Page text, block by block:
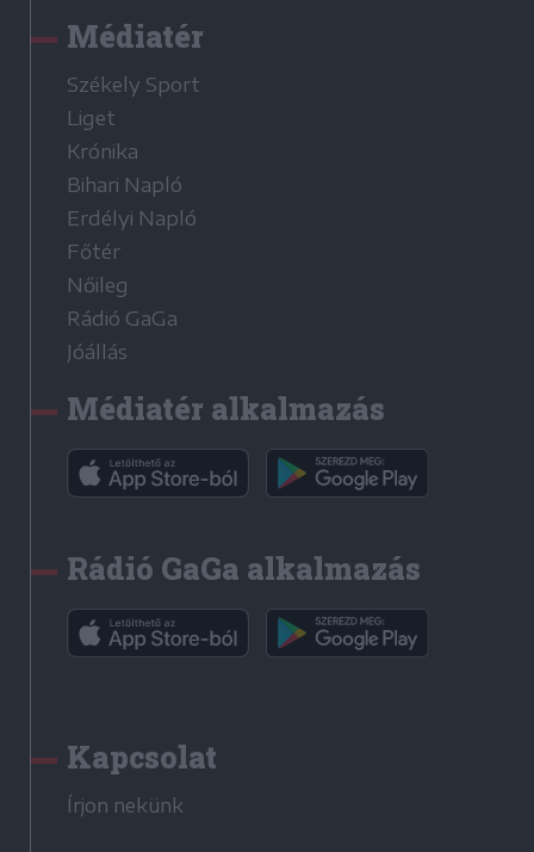
Médiatér
Székely Sport
Liget
Krónika
Bihari Napló
Erdélyi Napló
Főtér
Nőileg
Rádió GaGa
Jóállás
Médiatér alkalmazás
Rádió GaGa alkalmazás
Kapcsolat
Írjon nekünk